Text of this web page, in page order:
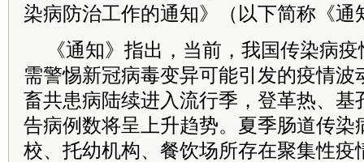
染病防治工作的通知》（以下简称《通
《通知》指出，当前，我国传染病
需警惕新冠病毒变异可能引发的疫情波
畜共患病陆续进入流行季，登革热、基
告病例数将呈上升趋势。夏季肠道传染
校、托幼机构、餐饮场所存在聚集性疫